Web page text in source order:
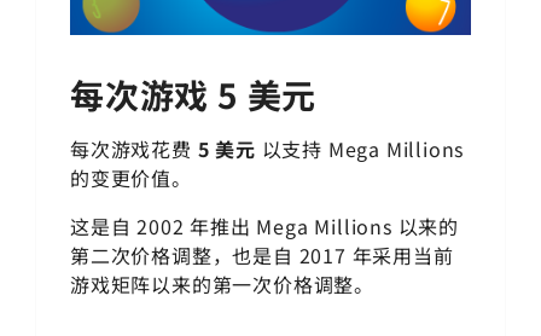
每次游戏 5 美元
每次游戏花费 5 美元 以支持 Mega Millions
的变更价值。
这是自 2002 年推出 Mega Millions 以来的
第二次价格调整，也是自 2017 年采用当前
游戏矩阵以来的第一次价格调整。